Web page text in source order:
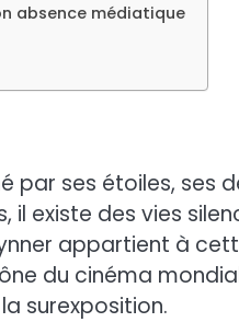
absence médiatique
par ses étoiles, ses
il existe des vies
appartient à
du cinéma
surexposition.